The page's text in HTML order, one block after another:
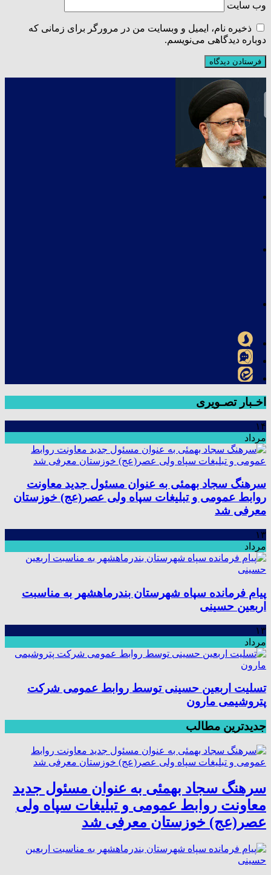
وب‌ سایت
ذخیره نام، ایمیل و وبسایت من در مرورگر برای زمانی که
دوباره دیدگاهی می‌نویسم.
اخـبار تصـویری
۱۴
مرداد
سرهنگ سجاد بهمئی به عنوان مسئول جدید معاونت
روابط عمومی و تبلیغات سپاه ولی عصر(عج) خوزستان
معرفی شد
۱۳
مرداد
پیام فرمانده سپاه شهرستان بندرماهشهر به مناسبت
اربعین حسینی
۱۳
مرداد
تسلیت اربعین حسینی توسط روابط عمومی شرکت
پتروشیمی مارون
جدیدترین مطالب
سرهنگ سجاد بهمئی به عنوان مسئول جدید
معاونت روابط عمومی و تبلیغات سپاه ولی
عصر(عج) خوزستان معرفی شد